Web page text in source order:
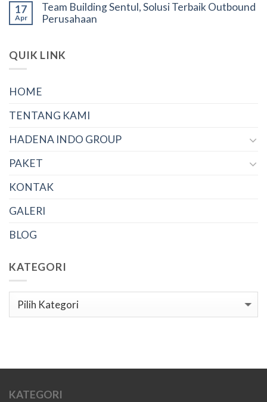
17
Apr
Team Building Sentul, Solusi Terbaik Outbound
Perusahaan
QUIK LINK
HOME
TENTANG KAMI
HADENA INDO GROUP
PAKET
KONTAK
GALERI
BLOG
KATEGORI
Kategori
KATEGORI